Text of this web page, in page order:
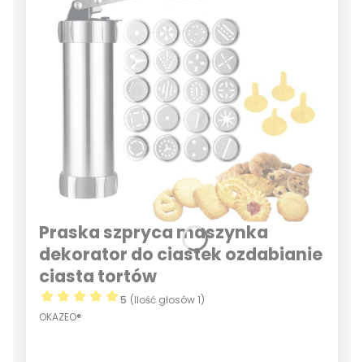
Praska szpryca maszynka
dekorator do ciastek ozdabianie
ciasta tortów
5 (Ilość głosów 1)
OKAZEO®